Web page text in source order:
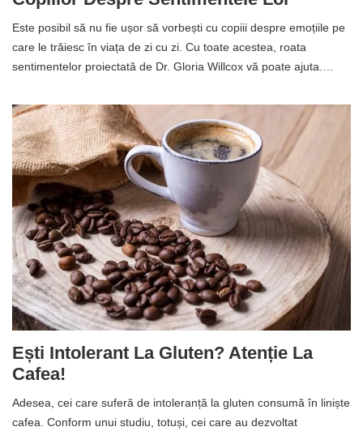
Este posibil să nu fie ușor să vorbești cu copiii despre emoțiile pe
care le trăiesc în viața de zi cu zi. Cu toate acestea, roata
sentimentelor proiectată de Dr. Gloria Willcox vă poate ajuta.…
Ești Intolerant La Gluten? Atenție La
Cafea!
Adesea, cei care suferă de intoleranță la gluten consumă în liniște
cafea. Conform unui studiu, totuși, cei care au dezvoltat